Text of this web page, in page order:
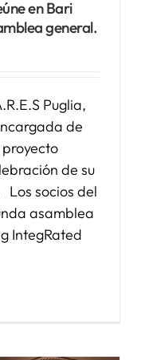
en Bari
general.
Puglia,
de
de su
socios del
asamblea
IntegRated